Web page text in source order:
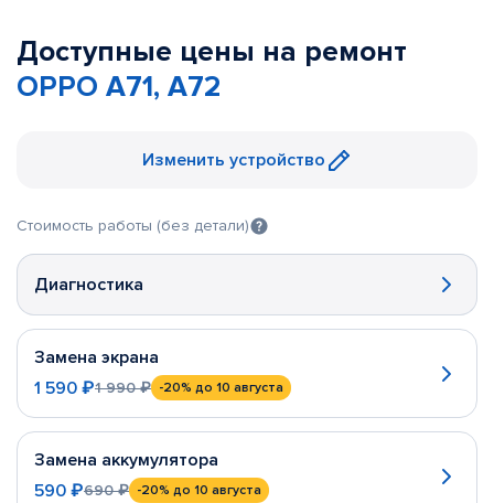
Доступные цены на ремонт
OPPO A71, A72
Изменить устройство
Стоимость работы (без детали)
Диагностика
Замена экрана
1 590 ₽1 990 ₽ -20% до 10 августа
Замена аккумулятора
590 ₽690 ₽ -20% до 10 августа